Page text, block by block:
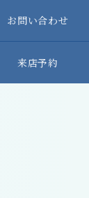
お問い合わせ
来店予約